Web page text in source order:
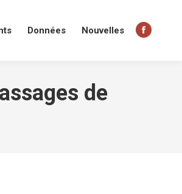
Données Nouvelles
de